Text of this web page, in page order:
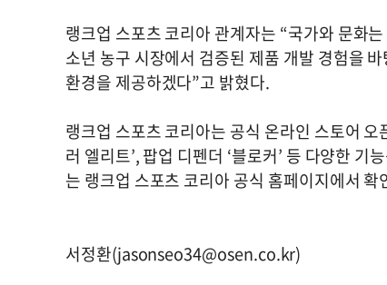
랭크업 스포츠 코리아 관계자는 “국가와 문화
소년 농구 시장에서 검증된 제품 개발 경험을
환경을 제공하겠다”고 밝혔다.
랭크업 스포츠 코리아는 공식 온라인 스토어
러 엘리트’, 팝업 디펜더 ‘블로커’ 등 다양한
는 랭크업 스포츠 코리아 공식 홈페이지에서
서정환(jasonseo34@osen.co.kr)